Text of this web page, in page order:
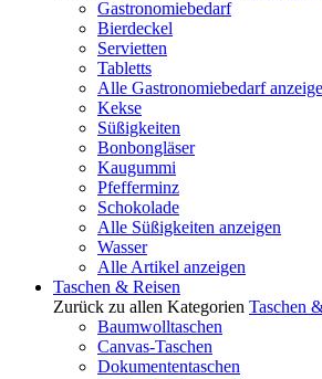
Gastronomiebedarf
Bierdeckel
Servietten
Tabletts
Alle Gastronomiebedarf
Kekse
Süßigkeiten
Bonbongläser
Kaugummi
Pfefferminz
Schokolade
Alle Süßigkeiten anzeigen
Wasser
Alle Artikel anzeigen
Taschen & Reisen
Zurück zu allen Kategorien Taschen
Baumwolltaschen
Canvas-Taschen
Dokumententaschen